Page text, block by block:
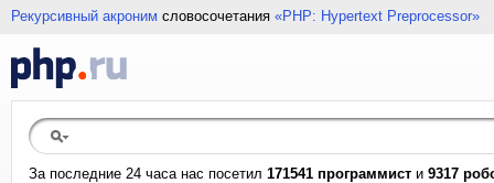
Рекурсивный акроним словосочетания «PHP: Hypertext Preprocessor»
За последние 24 часа нас посетил 171541 программист и 9317